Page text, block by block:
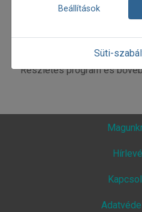
Részletes program és
Beállítások
Süti-